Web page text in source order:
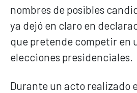
nombres de posibles
ya dejó en claro en
que pretende competir en
elecciones presidenciales.
Durante un acto realizado